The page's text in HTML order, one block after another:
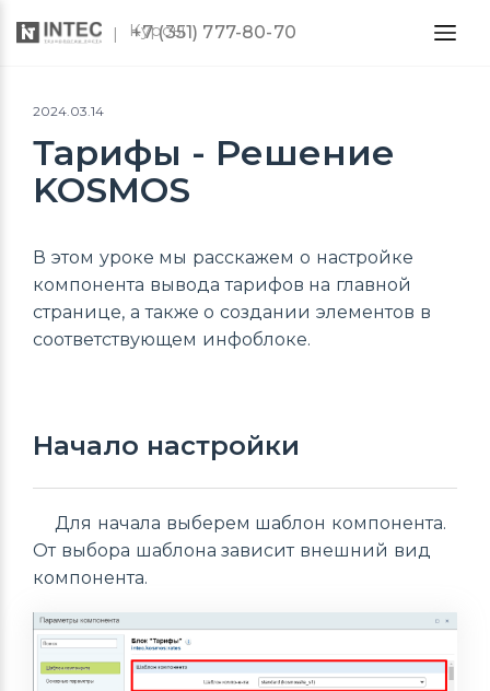
Курсы
+7 (351) 777-80-70
2024.03.14
Тарифы - Решение
KOSMOS
В этом уроке мы расскажем о настройке
компонента вывода тарифов на главной
странице, а также о создании элементов в
соответствующем инфоблоке.
Начало настройки
Для начала выберем шаблон компонента.
От выбора шаблона зависит внешний вид
компонента.